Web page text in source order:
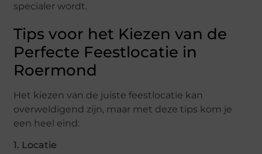
specialer wordt.
Tips voor het Kiezen van de
Perfecte Feestlocatie in
Roermond
Het kiezen van de juiste feestlocatie kan
overweldigend zijn, maar met deze tips kom je
een heel eind:
1. Locatie